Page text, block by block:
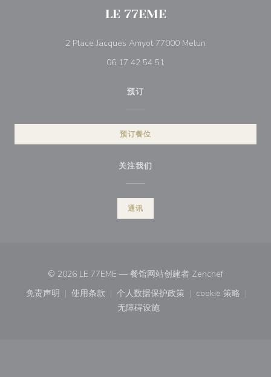
LE 77EME
2 Place Jacques Amyot 77000 Melun
06 17 42 54 51
预订
预订餐位
关注我们
通讯
© 2026 LE 77EME — 餐馆网站创建者 Zenchef((在新窗口
免责声明
((在新窗口中打开))
使用条款
((在新窗口中打开))
个人数据保护政策
((在新窗口中打开))
cookie 策略
((在新窗口
无障碍设施
((在新窗口中打开))